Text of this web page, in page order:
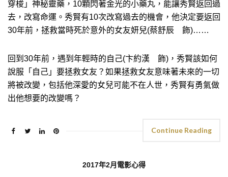
穿梭」神秘靈藥，10顆閃著金光的小藥丸，能讓秀賢返回過
去，改寫命運。秀賢有10次改寫過去的機會，他決定要返回
30年前，拯救當時死於意外的女友妍兒(蔡舒辰 飾)……
回到30年前，遇到年輕時的自己(卞約漢 飾)，秀賢該如何
說服「自己」要拯救女友？如果拯救女友意味著未來的一切
將被改變，包括他深愛的女兒可能不在人世，秀賢有勇氣做
出他想要的改變嗎？
Continue Reading
2017年2月電影心得